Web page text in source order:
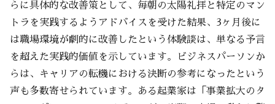
らに具体的な改善策として、毎朝の太陽礼拝と特定のマン
トラを実践するようアドバイスを受けた結果、3ヶ月後に
は職場環境が劇的に改善したという体験談は、単なる予言
を超えた実践的価値を示しています。ビジネスパーソンか
らは、キャリアの転機における決断の参考になったという
声も多数寄せられています。ある起業家は「事業拡大のタ